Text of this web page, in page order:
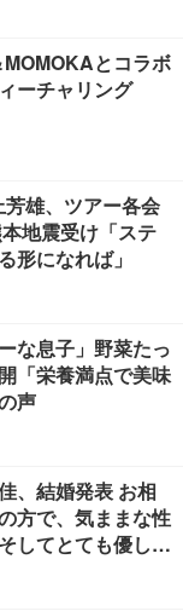
とコラボ
ーチャリング
雄、ツアー各会
地震受け「ステ
形になれば」
な息子」野菜たっ
「栄養満点で美味
声
、結婚発表 お相
方で、気ままな性
してとても優し